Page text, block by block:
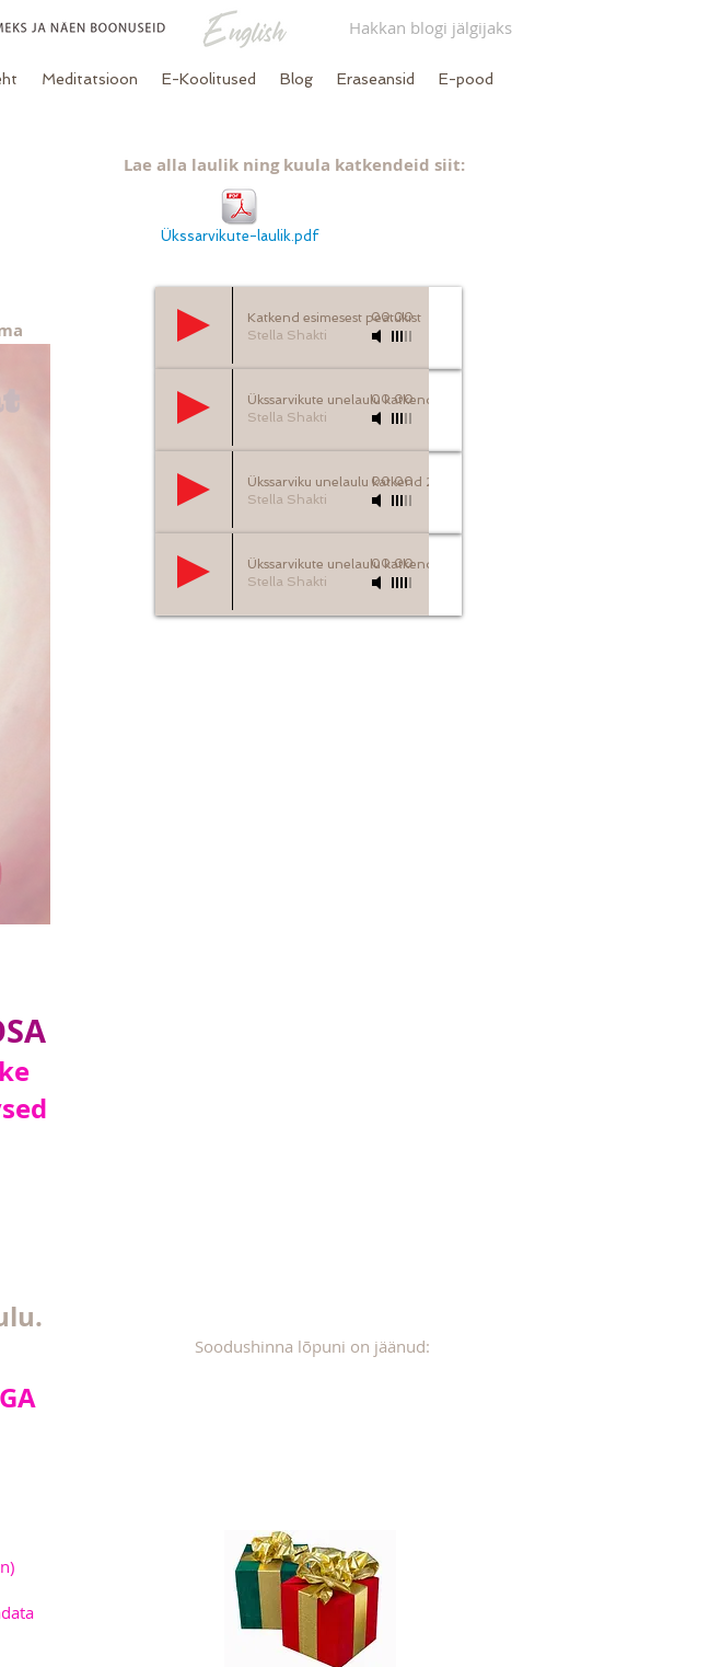
Hakkan blogi jälgijaks
Meditatsioon E-Koolitused Blog Eraseansid E-pood
Lae alla laulik ning kuula katkendeid siit:
Ükssarvikute-laulik.pdf
Katkend esimesest peatükist
Stella Shakti
00:00
Ükssarvikute unelaulu katkend
Stella Shakti
00:00
Ükssarviku unelaulu katkend 2
Stella Shakti
00:00
Ükssarvikute unelaulu katkend 3
Stella Shakti
00:00
Soodushinna lõpuni on jäänud: